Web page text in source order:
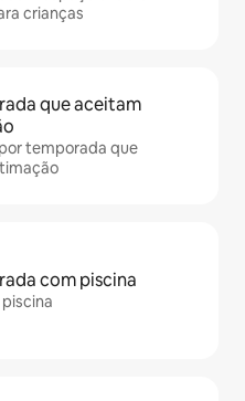
crianças
que aceitam
temporada que
com piscina